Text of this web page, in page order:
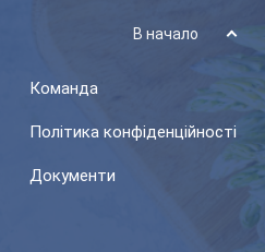
В начало
Команда
Політика конфіденційності
Документи